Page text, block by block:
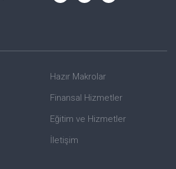
Hazır Makrolar
Finansal Hizmetler
Eğitim ve Hizmetler
İletişim